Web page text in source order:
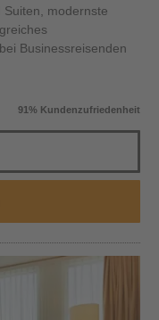
modernste
Businessreisenden
91% Kundenzufriedenheit